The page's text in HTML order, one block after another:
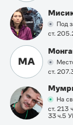
Под
ст.
МА
ст.
На
ст. 213
33 ч.5